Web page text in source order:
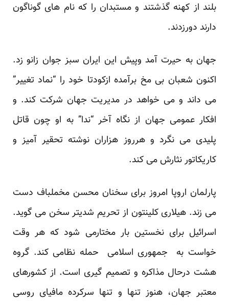
بلند از کهنه گذشتند و مستبدان را که نام های گوناگون
دارند دورزدند.
جهان به حیرت آمد وپیش این ایران سبز جوان زانو زد.
اکنون شعبان بی مخ برآمده ازکودتا خود را “نماد تغییر”
می داند و می خواهد در مدیریت جهان شرکت کند. و
افکار عمومی جهان از نگاه آخر “ندا” به او چون قاتل
پلیدی می نگرد و هرروز هزاران نوشته تحقیر آمیز و
کاریکاتور نثارش می کند.
پارلمان اروپا امروز برای سخنان محسن مخملباف دست
می زند. هیلاری کلینتون از تحریم شدیتر سخن می گوید.
اسرائیل برای نخستین بار مختارمی شود که هر وقت
خواست به جمهوری اسلامی حمله نظامی کند. گروه
هشت درحال مذاکره و تصمیم گیری است. از کشورهای
معتبر جهان، هنوز تنها و تنها سرکرده مافیای روسی